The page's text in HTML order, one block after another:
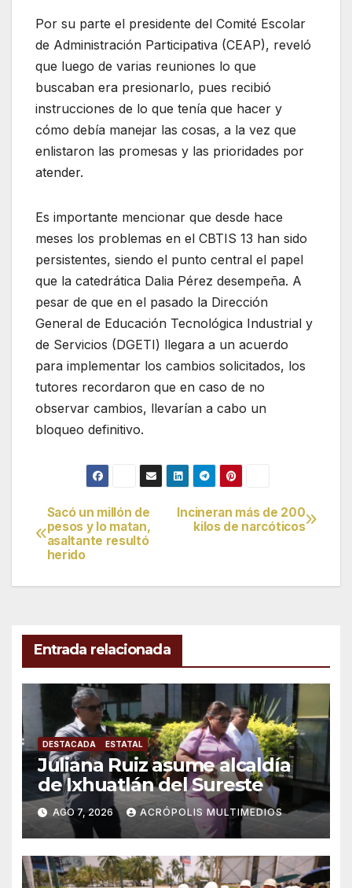
Por su parte el presidente del Comité Escolar
de Administración Participativa (CEAP), reveló
que luego de varias reuniones lo que
buscaban era presionarlo, pues recibió
instrucciones de lo que tenía que hacer y
cómo debía manejar las cosas, a la vez que
enlistaron las promesas y las prioridades por
atender.
Es importante mencionar que desde hace
meses los problemas en el CBTIS 13 han sido
persistentes, siendo el punto central el papel
que la catedrática Dalia Pérez desempeña. A
pesar de que en el pasado la Dirección
General de Educación Tecnológica Industrial y
de Servicios (DGETI) llegara a un acuerdo
para implementar los cambios solicitados, los
tutores recordaron que en caso de no
observar cambios, llevarían a cabo un
bloqueo definitivo.
Navegación
de
entradas
Incineran más de 200
kilos de narcóticos
Sacó un millón de
pesos y lo matan,
asaltante resultó
herido
Entrada relacionada
DESTACADA ESTATAL
Juliana Ruiz asume alcaldía
de Ixhuatlán del Sureste
AGO 7, 2026 ACRÓPOLIS MULTIMEDIOS